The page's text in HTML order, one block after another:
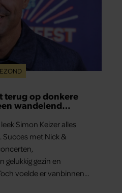
terug op donkere
wandelend
Simon Keizer alles
Succes met Nick &
gelukkig gezin en
voelde er vanbinnen